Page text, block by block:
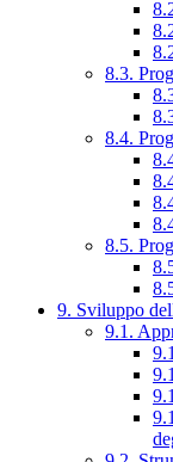
8.3.
8.4.
8.5.
9. Sviluppo
9.1.